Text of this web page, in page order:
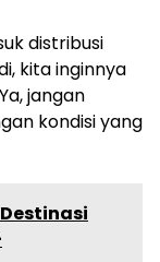
distribusi
kita inginnya
jangan
kondisi yang